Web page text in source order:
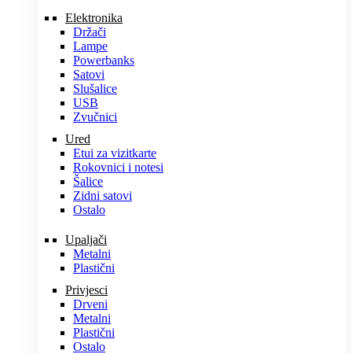
Elektronika
Držači
Lampe
Powerbanks
Satovi
Slušalice
USB
Zvučnici
Ured
Etui za vizitkarte
Rokovnici i notesi
Šalice
Zidni satovi
Ostalo
Upaljači
Metalni
Plastični
Privjesci
Drveni
Metalni
Plastični
Ostalo